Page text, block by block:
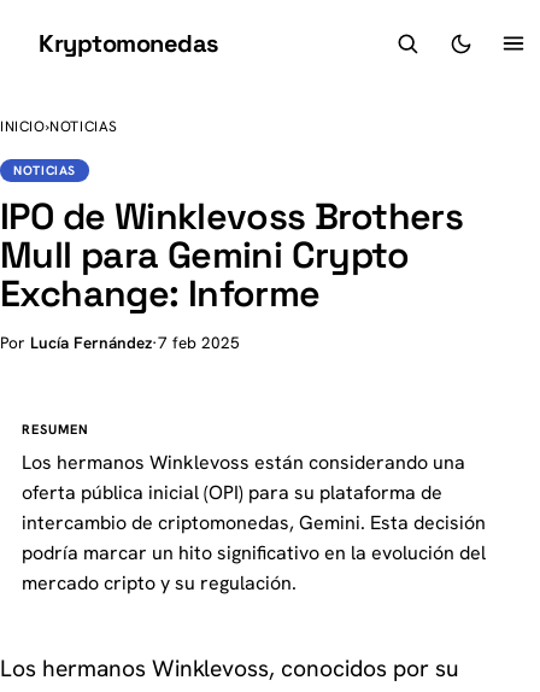
Kryptomonedas
INICIO›NOTICIAS
NOTICIAS
IPO de Winklevoss Brothers
Mull para Gemini Crypto
Exchange: Informe
Por Lucía Fernández·7 feb 2025
RESUMEN
Los hermanos Winklevoss están considerando una
oferta pública inicial (OPI) para su plataforma de
intercambio de criptomonedas, Gemini. Esta decisión
podría marcar un hito significativo en la evolución del
mercado cripto y su regulación.
Los hermanos Winklevoss, conocidos por su